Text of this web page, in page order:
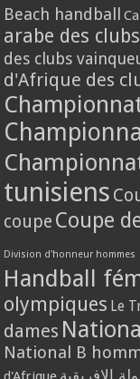
Beach handball
arabe des
des clubs
d'Afrique des
tunisiens
coupe Coupe
Division d'honneur hommes
Handball
olympiques Le
dames
National B
الافريقية